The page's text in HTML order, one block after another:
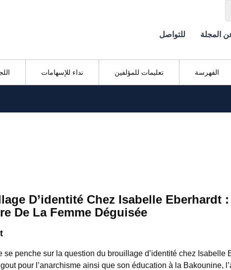
للتواصل المجلة
نداء للإسهامات تعليمات للمؤلفين الفهرسة
D’identité Chez Isabelle Eberhardt
De La Femme Déguisée
se penche sur la question du brouillage d’identité chez Isabelle
pour l’anarchisme ainsi que son éducation à la Bakounine,